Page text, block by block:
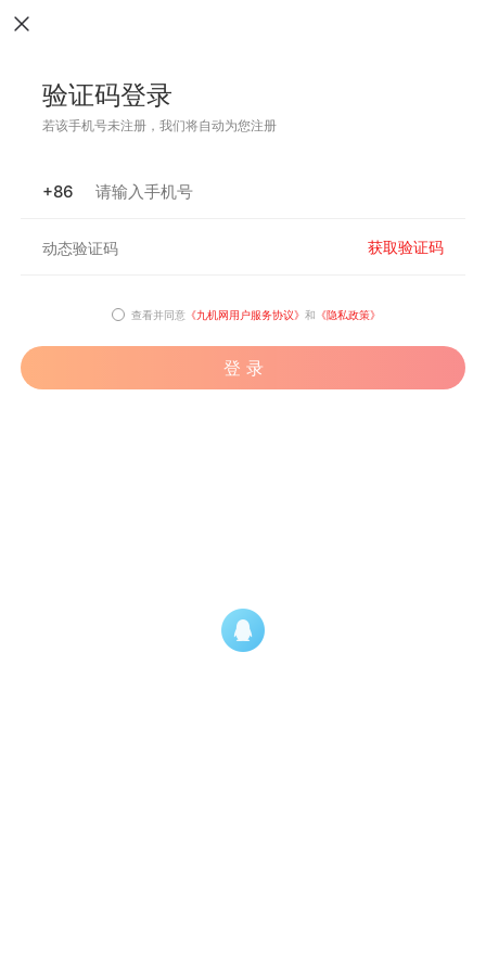
验证码登录
若该手机号未注册，我们将自动为您注册
+86
获取验证码
查看并同意 《九机网用户服务协议》 和 《隐私政策》
登 录